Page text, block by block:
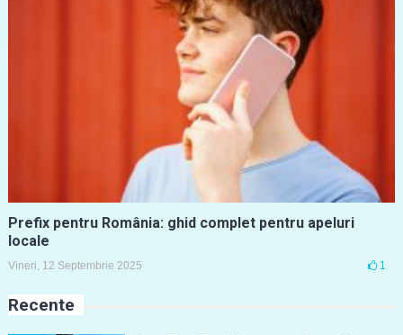
Prefix pentru România: ghid complet pentru apeluri
locale
Vineri, 12 Septembrie 2025 1
Recente